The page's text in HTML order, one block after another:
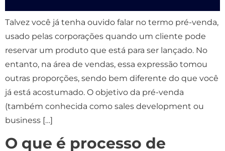
Talvez você já tenha ouvido falar no termo pré-venda,
usado pelas corporações quando um cliente pode
reservar um produto que está para ser lançado. No
entanto, na área de vendas, essa expressão tomou
outras proporções, sendo bem diferente do que você
já está acostumado. O objetivo da pré-venda
(também conhecida como sales development ou
business […]
O que é processo de